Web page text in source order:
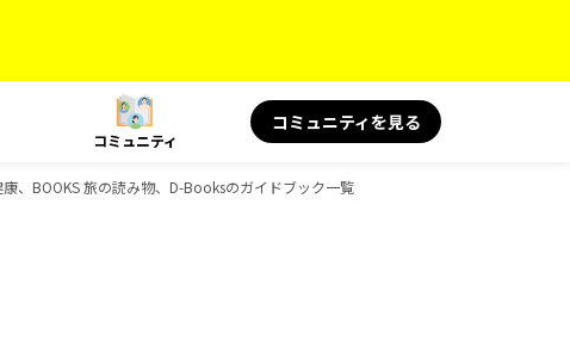
コミュニティ
コミュニティを見る
、BOOKS 旅の読み物、D-Booksのガイドブック一覧